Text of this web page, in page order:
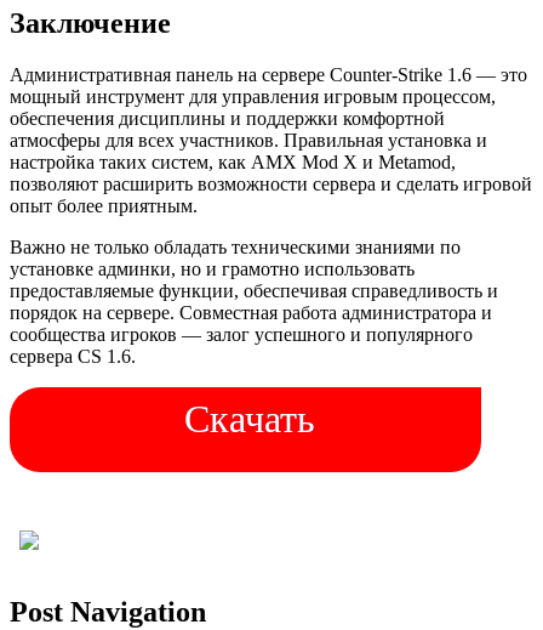
Заключение
Административная панель на сервере Counter-Strike 1.6 — это
мощный инструмент для управления игровым процессом,
обеспечения дисциплины и поддержки комфортной
атмосферы для всех участников. Правильная установка и
настройка таких систем, как AMX Mod X и Metamod,
позволяют расширить возможности сервера и сделать игровой
опыт более приятным.
Важно не только обладать техническими знаниями по
установке админки, но и грамотно использовать
предоставляемые функции, обеспечивая справедливость и
порядок на сервере. Совместная работа администратора и
сообщества игроков — залог успешного и популярного
сервера CS 1.6.
Скачать
Post Navigation